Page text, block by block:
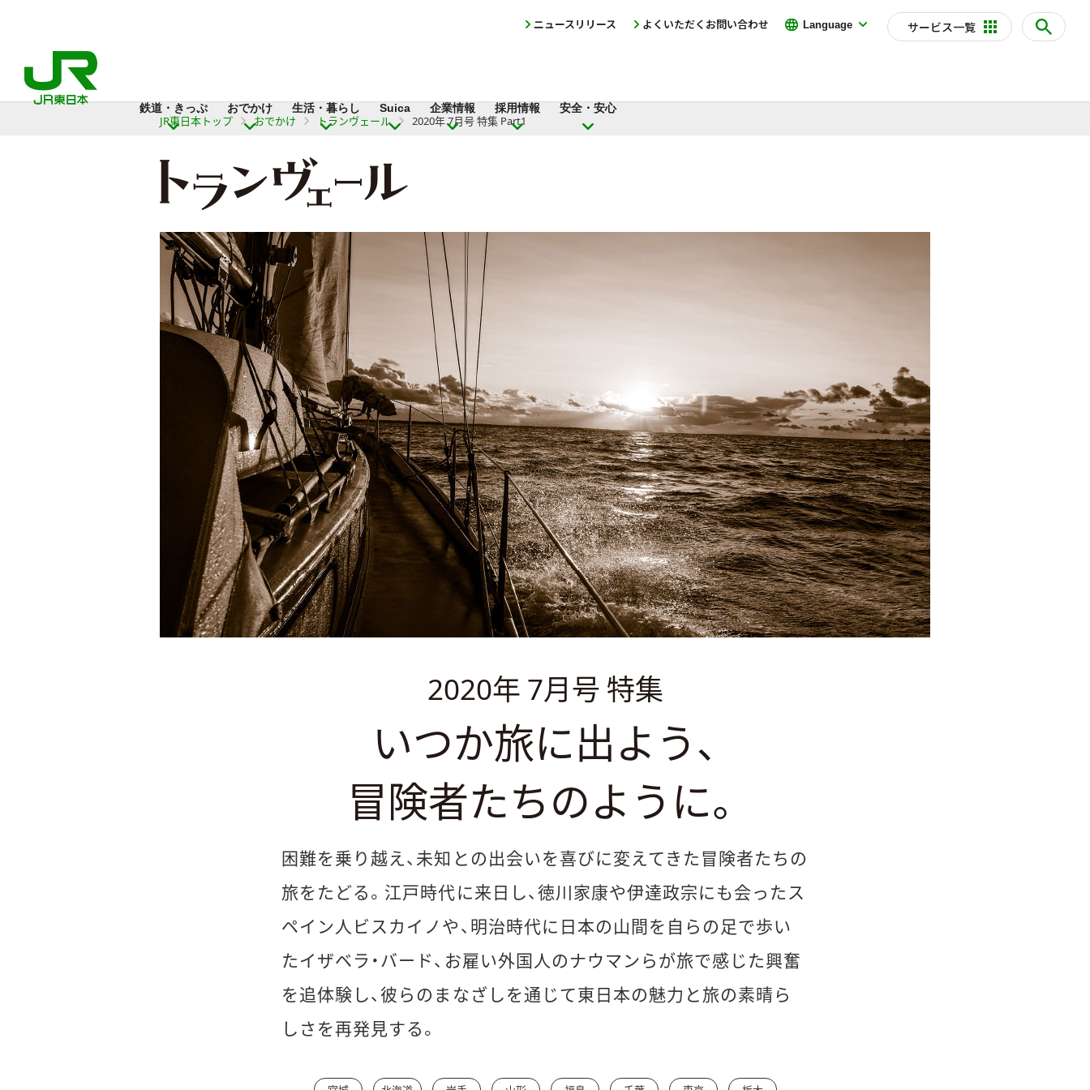
サービス一覧
鉄道・きっぷ おでかけ 生活・暮らし Suica 企業情報 採用情報 安全・安心
Language
よくいただくお問い合わせ
ニュースリリース
JR東日本トップ おでかけ トランヴェール 2020年 7月号 特集 Part1
2020年 7月号 特集
いつか旅に出よう、
冒険者たちのように。
困難を乗り越え、未知との出会いを喜びに変えてきた冒険者たちの
旅をたどる。江戸時代に来日し、徳川家康や伊達政宗にも会ったス
ペイン人ビスカイノや、明治時代に日本の山間を自らの足で歩い
たイザベラ・バード、お雇い外国人のナウマンらが旅で感じた興奮
を追体験し、彼らのまなざしを通じて東日本の魅力と旅の素晴ら
しさを再発見する。